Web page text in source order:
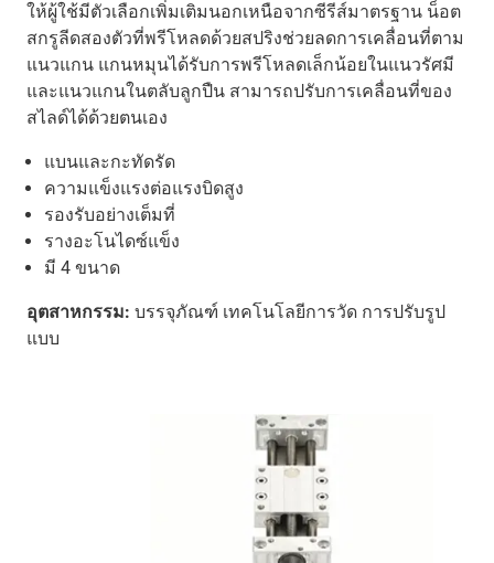
ให้ผู้ใช้มีตัวเลือกเพิ่มเติมนอกเหนือจากซีรีส์มาตรฐาน น็อต
สกรูลีดสองตัวที่พรีโหลดด้วยสปริงช่วยลดการเคลื่อนที่ตาม
แนวแกน แกนหมุนได้รับการพรีโหลดเล็กน้อยในแนวรัศมี
และแนวแกนในตลับลูกปืน สามารถปรับการเคลื่อนที่ของ
สไลด์ได้ด้วยตนเอง
แบนและกะทัดรัด
ความแข็งแรงต่อแรงบิดสูง
รองรับอย่างเต็มที่
รางอะโนไดซ์แข็ง
มี 4 ขนาด
อุตสาหกรรม: บรรจุภัณฑ์ เทคโนโลยีการวัด การปรับรูป
แบบ